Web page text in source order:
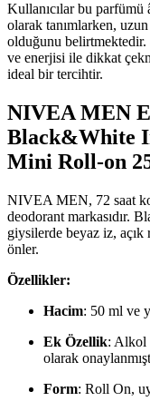
Kullanıcılar bu
olarak tanımlarken,
olduğunu belirtmektedir.
ve enerjisi ile dikkat
ideal bir tercihtir.
NIVEA MEN
Black&White
Mini Roll-on
NIVEA MEN, 72 saat
deodorant markasıdır.
giysilerde beyaz iz,
önler.
Özellikler:
Hacim: 50 ml ve
Ek Özellik: Alkol
olarak
Form: Roll On,